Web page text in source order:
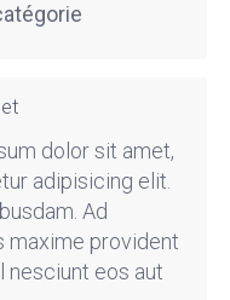
dolor sit amet,
adipisicing elit.
Ad
maxime provident
nesciunt eos aut